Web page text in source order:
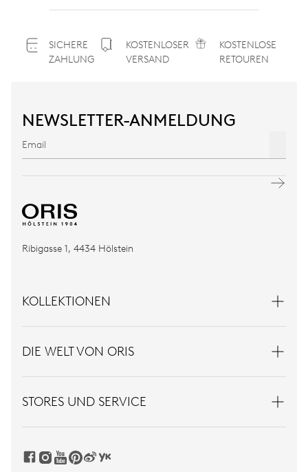
SICHERE
ZAHLUNG
KOSTENLOSER
VERSAND
KOSTENLOSE
RETOUREN
NEWSLETTER-ANMELDUNG
Ribigasse 1, 4434 Hölstein
KOLLEKTIONEN
DIE WELT VON ORIS
STORES UND SERVICE